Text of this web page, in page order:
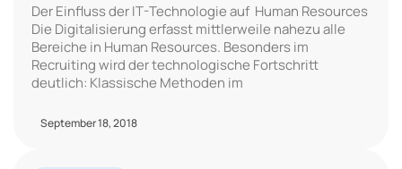
Der Einfluss der IT-Technologie auf Human Resources
Die Digitalisierung erfasst mittlerweile nahezu alle
Bereiche in Human Resources. Besonders im
Recruiting wird der technologische Fortschritt
deutlich: Klassische Methoden im
September 18, 2018